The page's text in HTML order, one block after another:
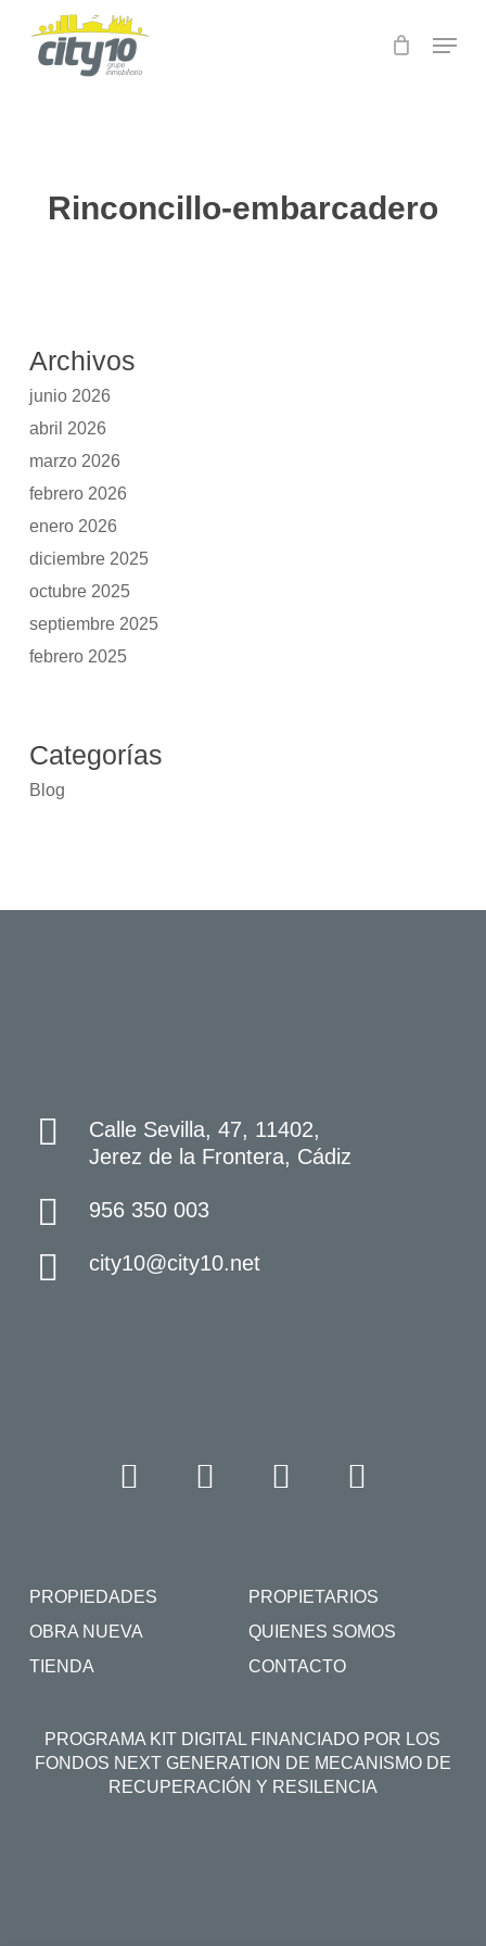
Menu
Rinconcillo-embarcadero
Archivos
junio 2026
abril 2026
marzo 2026
febrero 2026
enero 2026
diciembre 2025
octubre 2025
septiembre 2025
febrero 2025
Categorías
Blog
Calle Sevilla, 47, 11402,
Jerez de la Frontera, Cádiz
956 350 003
city10@city10.net
PROPIEDADES
PROPIETARIOS
OBRA NUEVA
QUIENES SOMOS
TIENDA
CONTACTO
PROGRAMA KIT DIGITAL FINANCIADO POR LOS
FONDOS NEXT GENERATION DE MECANISMO DE
RECUPERACIÓN Y RESILENCIA